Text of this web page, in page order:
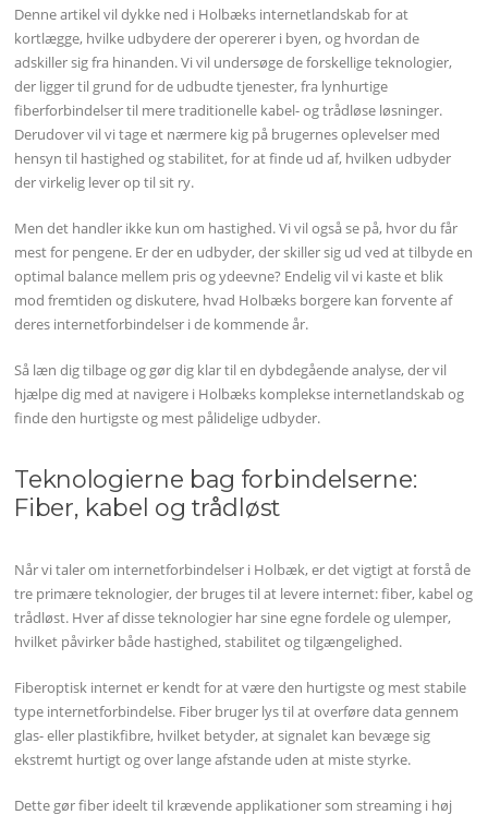
Denne artikel vil dykke ned i Holbæks internetlandskab for at
kortlægge, hvilke udbydere der opererer i byen, og hvordan de
adskiller sig fra hinanden. Vi vil undersøge de forskellige teknologier,
der ligger til grund for de udbudte tjenester, fra lynhurtige
fiberforbindelser til mere traditionelle kabel- og trådløse løsninger.
Derudover vil vi tage et nærmere kig på brugernes oplevelser med
hensyn til hastighed og stabilitet, for at finde ud af, hvilken udbyder
der virkelig lever op til sit ry.
Men det handler ikke kun om hastighed. Vi vil også se på, hvor du får
mest for pengene. Er der en udbyder, der skiller sig ud ved at tilbyde en
optimal balance mellem pris og ydeevne? Endelig vil vi kaste et blik
mod fremtiden og diskutere, hvad Holbæks borgere kan forvente af
deres internetforbindelser i de kommende år.
Så læn dig tilbage og gør dig klar til en dybdegående analyse, der vil
hjælpe dig med at navigere i Holbæks komplekse internetlandskab og
finde den hurtigste og mest pålidelige udbyder.
Teknologierne bag forbindelserne:
Fiber, kabel og trådløst
Når vi taler om internetforbindelser i Holbæk, er det vigtigt at forstå de
tre primære teknologier, der bruges til at levere internet: fiber, kabel og
trådløst. Hver af disse teknologier har sine egne fordele og ulemper,
hvilket påvirker både hastighed, stabilitet og tilgængelighed.
Fiberoptisk internet er kendt for at være den hurtigste og mest stabile
type internetforbindelse. Fiber bruger lys til at overføre data gennem
glas- eller plastikfibre, hvilket betyder, at signalet kan bevæge sig
ekstremt hurtigt og over lange afstande uden at miste styrke.
Dette gør fiber ideelt til krævende applikationer som streaming i høj